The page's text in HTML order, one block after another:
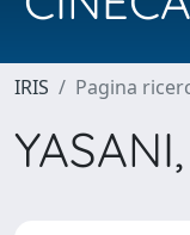
IRIS Pagina